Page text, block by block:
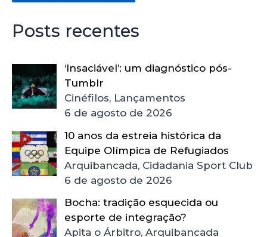
Posts recentes
‘Insaciável’: um diagnóstico pós-
Tumblr
Cinéfilos, Lançamentos
6 de agosto de 2026
10 anos da estreia histórica da
Equipe Olímpica de Refugiados
Arquibancada, Cidadania Sport Club
6 de agosto de 2026
Bocha: tradição esquecida ou
esporte de integração?
Apita o Árbitro, Arquibancada